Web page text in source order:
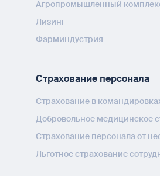
Агропромышленный
Лизинг
Фарминдустрия
Страхование персонала
Страхование в
Добровольное медицинское
Страхование персонала от
Льготное страхование